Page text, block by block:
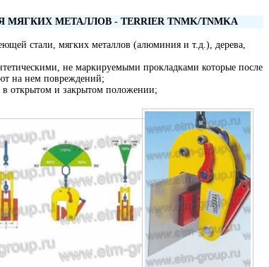
МЯГКИХ МЕТАЛЛОВ - TERRIER TNMK/TNMKA
стали, мягких металлов (алюминия и т.д.), дерева,
не маркируемыми прокладками которые после
на нем повреждений;
открытом и закрытом положении;